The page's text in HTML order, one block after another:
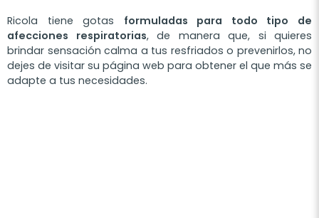
Ricola tiene gotas formuladas para todo tipo de
afecciones respiratorias, de manera que, si quieres
brindar sensación calma a tus resfriados o prevenirlos, no
dejes de visitar su página web para obtener el que más se
adapte a tus necesidades.